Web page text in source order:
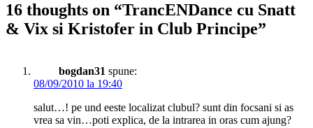
16 thoughts on “TrancENDance cu Snatt
& Vix si Kristofer in Club Principe”
bogdan31 spune:
08/09/2010 la 19:40
salut…! pe und eeste localizat clubul? sunt din focsani si as
vrea sa vin…poti explica, de la intrarea in oras cum ajung?